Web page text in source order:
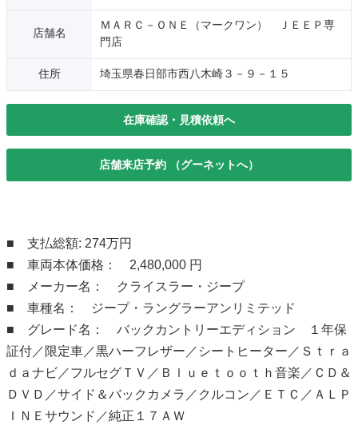
店舗名
ＭＡＲＣ－ＯＮＥ（マークワン） ＪＥＥＰ専
門店
住所 埼玉県春日部市西八木崎３－９－１５
在庫確認・見積依頼へ
店舗来店予約 （グーネットへ）
■ 支払総額: 274万円
■ 車両本体価格： 2,480,000 円
■ メーカー名： クライスラー・ジープ
■ 車種名： ジープ・ラングラーアンリミテッド
■ グレード名： バックカントリーエディション １年保
証付／限定車／黒ハーフレザー／シートヒーター／Ｓｔｒａ
ｄａナビ／フルセグＴＶ／Ｂｌｕｅｔｏｏｔｈ音楽／ＣＤ＆
ＤＶＤ／サイド＆バックカメラ／クルコン／ＥＴＣ／ＡＬＰ
ＩＮＥサウンド／純正１７ＡＷ